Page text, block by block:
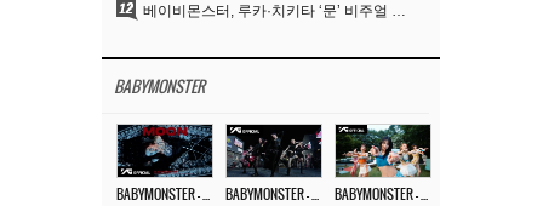
12 베이비몬스터, 루카·치키타 ‘문’ 비주얼 공개…절제된 카리스마·유니크 비주얼
BABYMONSTER